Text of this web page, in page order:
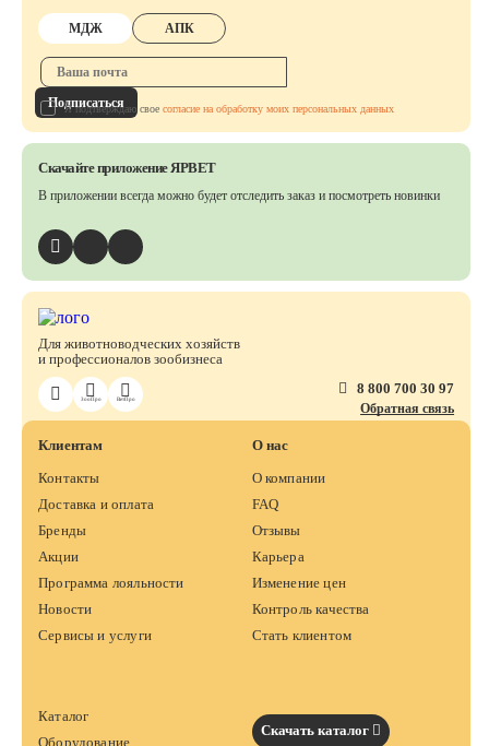
ЗооПро ВетПро
Для животноводческих хозяйств
и профессионалов зообизнеса
8 800 700 30 97
Обратная связь
Клиентам
Контакты
Доставка и оплата
Бренды
Акции
Программа лояльности
Новости
Сервисы и услуги
О нас
О компании
FAQ
Отзывы
Карьера
Изменение цен
Контроль качества
Стать клиентом
Каталог
Оборудование
Скачать каталог
МДЖ АПК
Подписаться
Я подтверждаю свое согласие на обработку моих персональных данных
Скачайте приложение ЯРВЕТ
В приложении всегда можно будет отследить заказ и посмотреть новинки